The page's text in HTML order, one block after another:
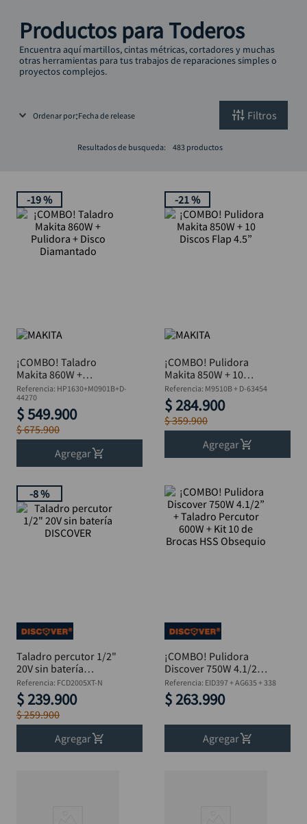
Productos para Toderos
Encuentra aquí martillos, cintas métricas, cortadores y muchas
otras herramientas para tus trabajos de reparaciones simples o
proyectos complejos.
Ordenar por Fecha de release Filtros
Resultados de busqueda: 483 productos
-19 %
¡COMBO! Taladro
Makita 860W +
Pulidora + Disco
Diamantado
Referencia: HP1630+M0901B+D-
44270
$549.900
$675.900
Agregar
-21 %
¡COMBO! Pulidora
Makita 850W + 10
Discos Flap 4.5”
Referencia: M9510B + D-63454
$ 284.900
$359.900
Agregar
-8 %
Taladro percutor 1/2"
20V sin batería
DISCOVER
Referencia: FCD2005XT-N
$ 239.900
$259.900
Agregar
¡COMBO! Pulidora
Discover 750W 4.1/2”
+ Taladro Percutor
600W + Kit 10 de
Brocas HSS Obsequio
Referencia: EID397 + AG635 + 338
$ 263.990
Agregar